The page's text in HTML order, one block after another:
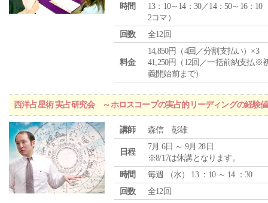
時間
13：10～14：30／14：50～16：10
2コマ）
回数
全12回
料金
14,850円（4回／分割支払い）×3
41,250円（12回／一括前納支払※
義開始前まで）
西洋占星術 実占研究会 ～ホロスコープの実占的リーディングの経験
講師 森信 彰雄
日程
7月 6日 ～ 9月 28日
※8/17は休講となります。
時間
毎週 （水） 13 ：10 ～ 14 ：30
回数
全12回